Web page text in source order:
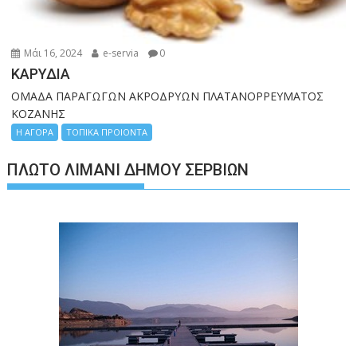
Μάι 16, 2024 e-servia 0
ΚΑΡΥΔΙΑ
ΟΜΑΔΑ ΠΑΡΑΓΩΓΩΝ ΑΚΡΟΔΡΥΩΝ ΠΛΑΤΑΝΟΡΡΕΥΜΑΤΟΣ
ΚΟΖΑΝΗΣ
Η ΑΓΟΡΑ ΤΟΠΙΚΑ ΠΡΟΙΟΝΤΑ
ΠΛΩΤΌ ΛΙΜΆΝΙ ΔΉΜΟΥ ΣΕΡΒΊΩΝ